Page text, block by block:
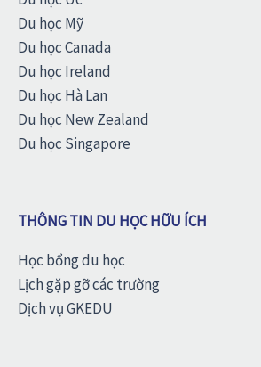
Du học Mỹ
Du học Canada
Du học Ireland
Du học Hà Lan
Du học New Zealand
Du học Singapore
THÔNG TIN DU HỌC HỮU ÍCH
Học bổng du học
Lịch gặp gỡ các trường
Dịch vụ GKEDU